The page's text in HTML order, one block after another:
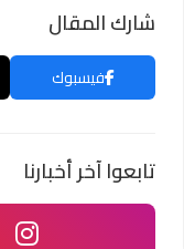
شارك المقال
فيسبوك
تابعوا آخر أخبارنا